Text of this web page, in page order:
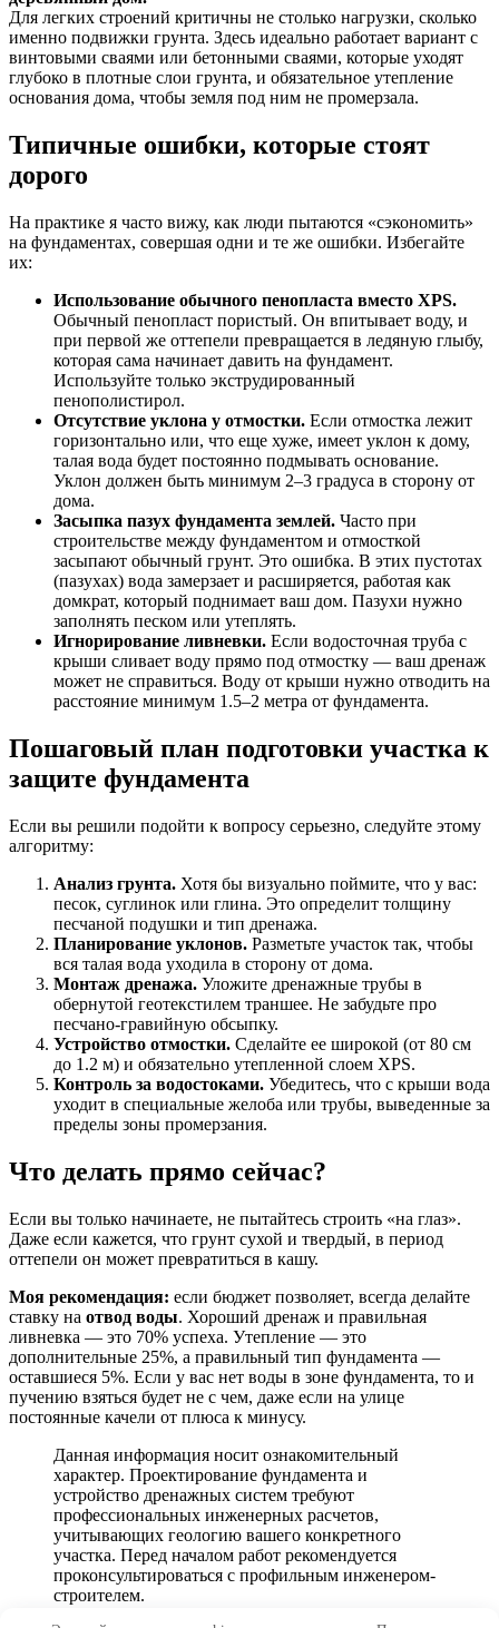
Для легких строений критичны не столько нагрузки, сколько
именно подвижки грунта. Здесь идеально работает вариант с
винтовыми сваями или бетонными сваями, которые уходят
глубоко в плотные слои грунта, и обязательное утепление
основания дома, чтобы земля под ним не промерзала.
Типичные ошибки, которые стоят
дорого
На практике я часто вижу, как люди пытаются «сэкономить»
на фундаментах, совершая одни и те же ошибки. Избегайте
их:
Использование обычного пенопласта вместо XPS.
Обычный пенопласт пористый. Он впитывает воду, и
при первой же оттепели превращается в ледяную глыбу,
которая сама начинает давить на фундамент.
Используйте только экструдированный
пенополистирол.
Отсутствие уклона у отмостки. Если отмостка лежит
горизонтально или, что еще хуже, имеет уклон к дому,
талая вода будет постоянно подмывать основание.
Уклон должен быть минимум 2–3 градуса в сторону от
дома.
Засыпка пазух фундамента землей. Часто при
строительстве между фундаментом и отмосткой
засыпают обычный грунт. Это ошибка. В этих пустотах
(пазухах) вода замерзает и расширяется, работая как
домкрат, который поднимает ваш дом. Пазухи нужно
заполнять песком или утеплять.
Игнорирование ливневки. Если водосточная труба с
крыши сливает воду прямо под отмостку — ваш дренаж
может не справиться. Воду от крыши нужно отводить на
расстояние минимум 1.5–2 метра от фундамента.
Пошаговый план подготовки участка к
защите фундамента
Если вы решили подойти к вопросу серьезно, следуйте этому
алгоритму:
Анализ грунта. Хотя бы визуально поймите, что у вас:
песок, суглинок или глина. Это определит толщину
песчаной подушки и тип дренажа.
Планирование уклонов. Разметьте участок так, чтобы
вся талая вода уходила в сторону от дома.
Монтаж дренажа. Уложите дренажные трубы в
обернутой геотекстилем траншее. Не забудьте про
песчано-гравийную обсыпку.
Устройство отмостки. Сделайте ее широкой (от 80 см
до 1.2 м) и обязательно утепленной слоем XPS.
Контроль за водостоками. Убедитесь, что с крыши вода
уходит в специальные желоба или трубы, выведенные за
пределы зоны промерзания.
Что делать прямо сейчас?
Если вы только начинаете, не пытайтесь строить «на глаз».
Даже если кажется, что грунт сухой и твердый, в период
оттепели он может превратиться в кашу.
Моя рекомендация: если бюджет позволяет, всегда делайте
ставку на отвод воды. Хороший дренаж и правильная
ливневка — это 70% успеха. Утепление — это
дополнительные 25%, а правильный тип фундамента —
оставшиеся 5%. Если у вас нет воды в зоне фундамента, то и
пучению взяться будет не с чем, даже если на улице
постоянные качели от плюса к минусу.
Данная информация носит ознакомительный
характер. Проектирование фундамента и
устройство дренажных систем требуют
профессиональных инженерных расчетов,
учитывающих геологию вашего конкретного
участка. Перед началом работ рекомендуется
проконсультироваться с профильным инженером-
строителем.